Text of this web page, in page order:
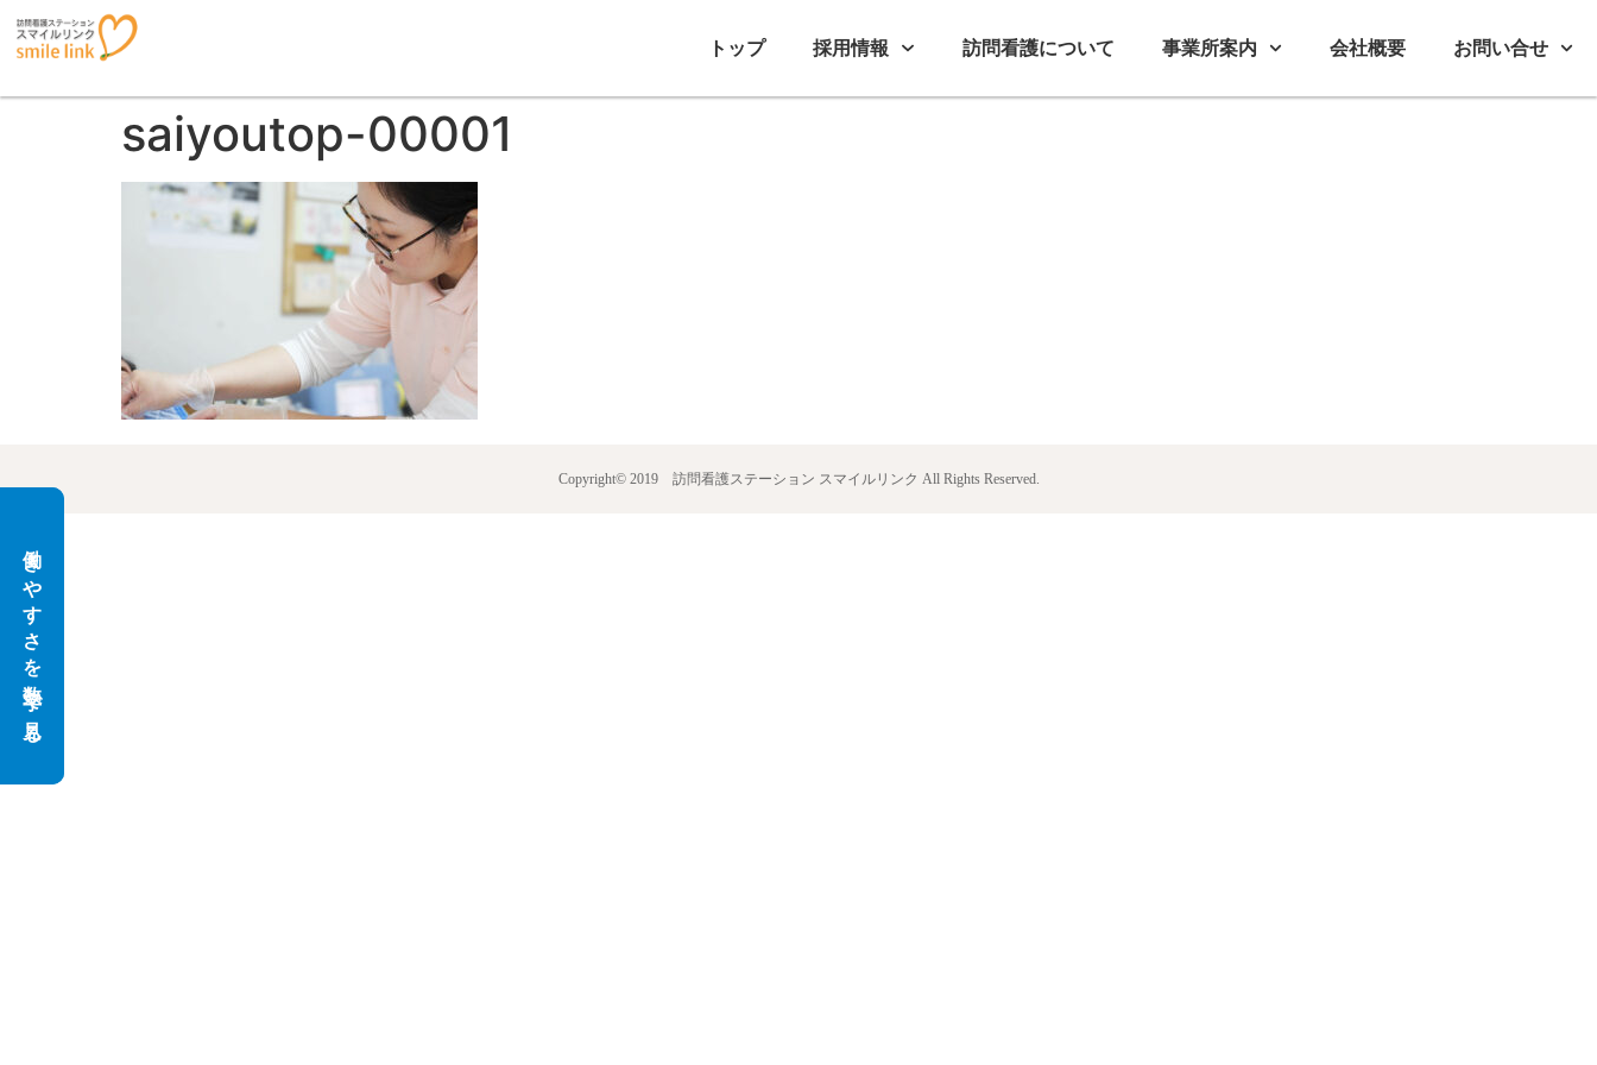
トップ 採用情報 訪問看護について 事業所案内 会社概要 お問い合せ
saiyoutop-00001
Copyright© 2019 訪問看護ステーション スマイルリンク All Rights Reserved.
働きやすさを数字で見る
働きやすさを数字で見る